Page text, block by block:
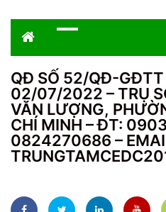
QĐ SỐ 52/QĐ-GĐTT
02/07/2022 – TRỤ
VĂN LƯỢNG,
CHÍ MINH – ĐT:
0824270686 –